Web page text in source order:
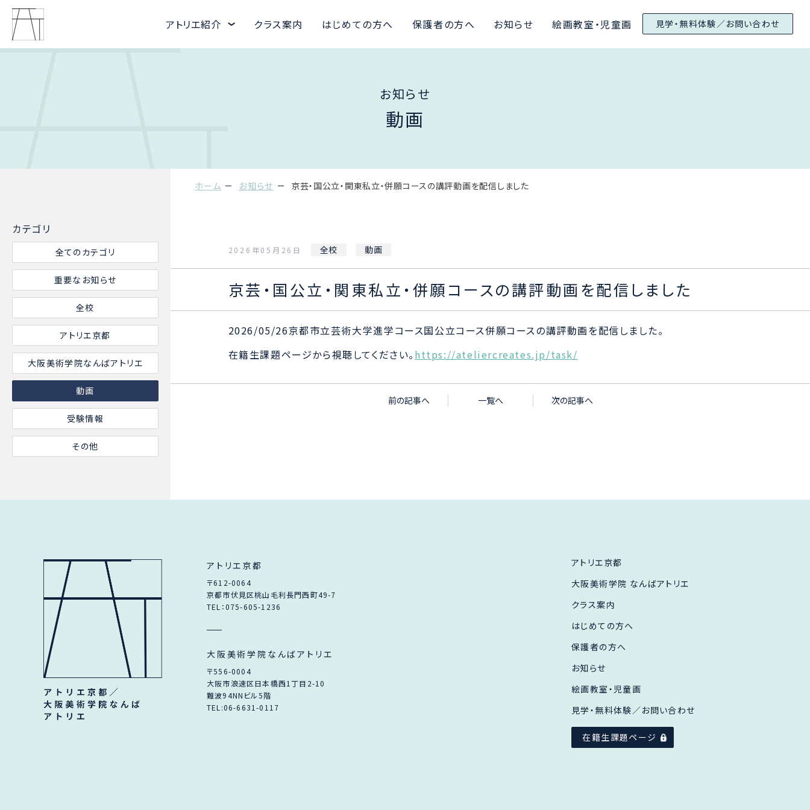
アトリエ紹介 クラス案内 はじめての方へ 保護者の方へ お知らせ 絵画教室・児童画 見学・無料体験／お問い合わせ
お知らせ
動画
カテゴリ
全てのカテゴリ
重要なお知らせ
全校
アトリエ京都
大阪美術学院なんばアトリエ
動画
受験情報
その他
ホーム お知らせ 京芸・国公立・関東私立・併願コースの講評動画を配信しました
2026年05月26日 全校 動画
京芸・国公立・関東私立・併願コースの講評動画を配信しました
2026/05/26京都市立芸術大学進学コース国公立コース併願コースの講評動画を配信しました。
在籍生課題ページから視聴してください。 https://ateliercreates.jp/task/
前の記事へ 一覧へ 次の記事へ
アトリエ京都
〒612-0064
京都市伏見区桃山毛利長門西町49-7
TEL：075-605-1236
大阪美術学院なんばアトリエ
〒556-0004
大阪市浪速区日本橋西1丁目2-10
難波94NNビル5階
TEL:06-6631-0117
アトリエ京都
大阪美術学院 なんばアトリエ
クラス案内
はじめての方へ
保護者の方へ
お知らせ
絵画教室・児童画
見学・無料体験／お問い合わせ
在籍生課題ページ